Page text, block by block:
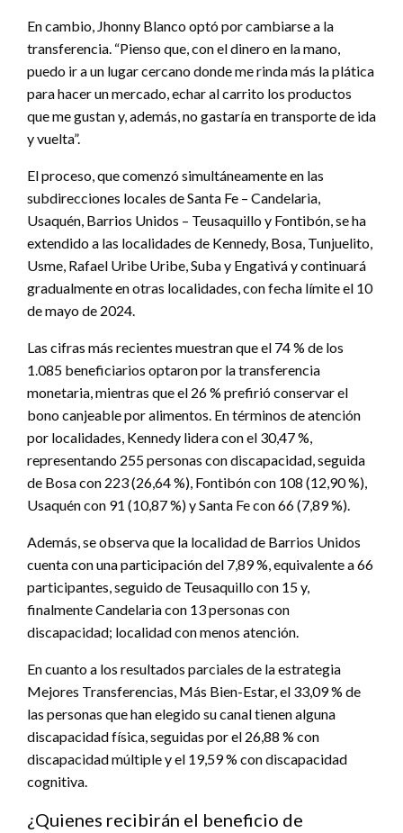
En cambio, Jhonny Blanco optó por cambiarse a la
transferencia. “Pienso que, con el dinero en la mano,
puedo ir a un lugar cercano donde me rinda más la plática
para hacer un mercado, echar al carrito los productos
que me gustan y, además, no gastaría en transporte de ida
y vuelta”.
El proceso, que comenzó simultáneamente en las
subdirecciones locales de Santa Fe – Candelaria,
Usaquén, Barrios Unidos – Teusaquillo y Fontibón, se ha
extendido a las localidades de Kennedy, Bosa, Tunjuelito,
Usme, Rafael Uribe Uribe, Suba y Engativá y continuará
gradualmente en otras localidades, con fecha límite el 10
de mayo de 2024.
Las cifras más recientes muestran que el 74 % de los
1.085 beneficiarios optaron por la transferencia
monetaria, mientras que el 26 % prefirió conservar el
bono canjeable por alimentos. En términos de atención
por localidades, Kennedy lidera con el 30,47 %,
representando 255 personas con discapacidad, seguida
de Bosa con 223 (26,64 %), Fontibón con 108 (12,90 %),
Usaquén con 91 (10,87 %) y Santa Fe con 66 (7,89 %).
Además, se observa que la localidad de Barrios Unidos
cuenta con una participación del 7,89 %, equivalente a 66
participantes, seguido de Teusaquillo con 15 y,
finalmente Candelaria con 13 personas con
discapacidad; localidad con menos atención.
En cuanto a los resultados parciales de la estrategia
Mejores Transferencias, Más Bien-Estar, el 33,09 % de
las personas que han elegido su canal tienen alguna
discapacidad física, seguidas por el 26,88 % con
discapacidad múltiple y el 19,59 % con discapacidad
cognitiva.
¿Quienes recibirán el beneficio de